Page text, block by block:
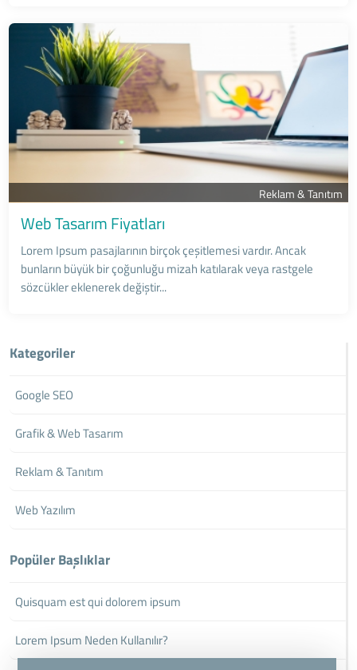
Reklam & Tanıtım
Web Tasarım Fiyatları
Lorem Ipsum pasajlarının birçok çeşitlemesi vardır. Ancak
bunların büyük bir çoğunluğu mizah katılarak veya rastgele
sözcükler eklenerek değiştir...
Kategoriler
Google SEO
Grafik & Web Tasarım
Reklam & Tanıtım
Web Yazılım
Popüler Başlıklar
Quisquam est qui dolorem ipsum
Lorem Ipsum Neden Kullanılır?